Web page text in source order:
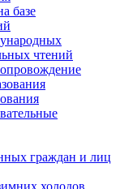
базе
чтений
граждан и лиц